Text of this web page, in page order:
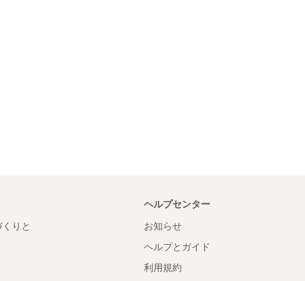
りと
ヘルプセンター
お知らせ
ヘルプとガイド
利用規約